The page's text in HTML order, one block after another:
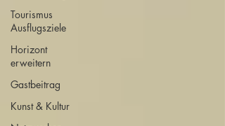
Tourismus
Ausflugsziele
Horizont
erweitern
Gastbeitrag
Kunst & Kultur